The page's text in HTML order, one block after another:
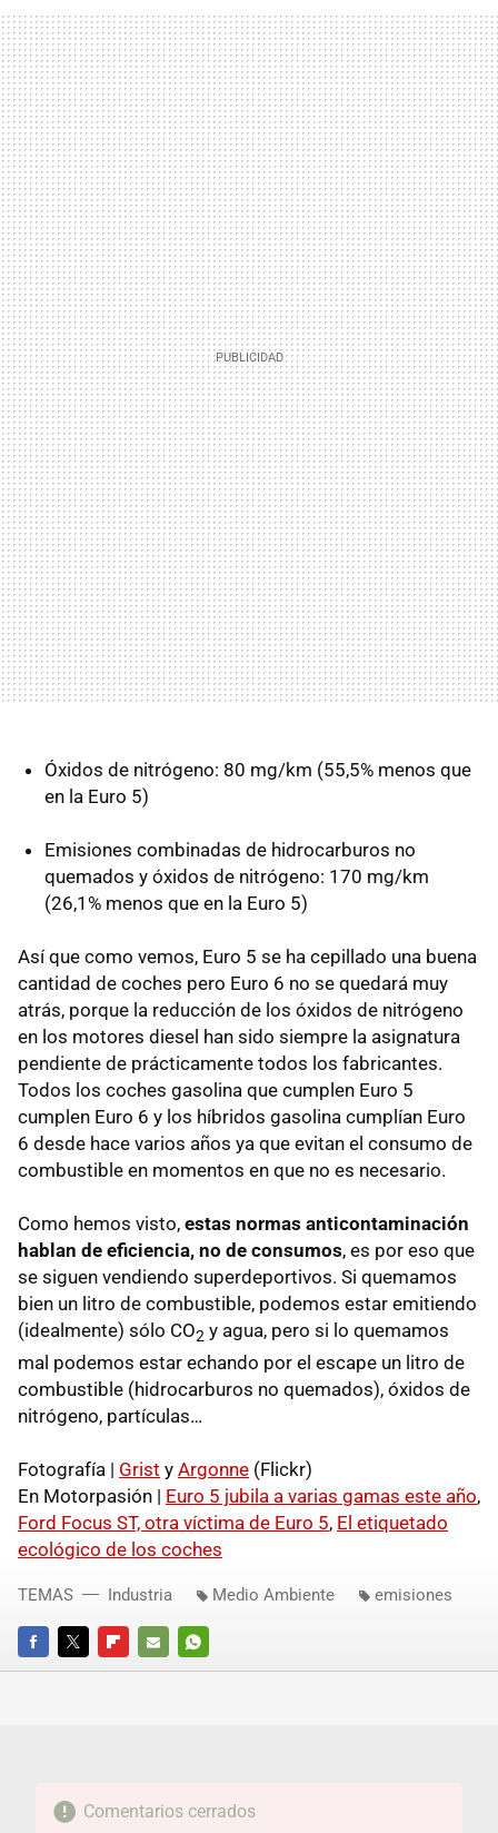
Óxidos de nitrógeno: 80 mg/km (55,5% menos que
en la Euro 5)
Emisiones combinadas de hidrocarburos no
quemados y óxidos de nitrógeno: 170 mg/km
(26,1% menos que en la Euro 5)
Así que como vemos, Euro 5 se ha cepillado una buena
cantidad de coches pero Euro 6 no se quedará muy
atrás, porque la reducción de los óxidos de nitrógeno
en los motores diesel han sido siempre la asignatura
pendiente de prácticamente todos los fabricantes.
Todos los coches gasolina que cumplen Euro 5
cumplen Euro 6 y los híbridos gasolina cumplían Euro
6 desde hace varios años ya que evitan el consumo de
combustible en momentos en que no es necesario.
Como hemos visto, estas normas anticontaminación
hablan de eficiencia, no de consumos, es por eso que
se siguen vendiendo superdeportivos. Si quemamos
bien un litro de combustible, podemos estar emitiendo
(idealmente) sólo CO2 y agua, pero si lo quemamos
mal podemos estar echando por el escape un litro de
combustible (hidrocarburos no quemados), óxidos de
nitrógeno, partículas…
Fotografía | Grist y Argonne (Flickr)
En Motorpasión | Euro 5 jubila a varias gamas este año,
Ford Focus ST, otra víctima de Euro 5, El etiquetado
ecológico de los coches
FACEBOOKTWITTERFLIPBOARD
E-
WHATSAPP
TEMAS Industria Medio Ambiente emisiones
Comentarios cerrados